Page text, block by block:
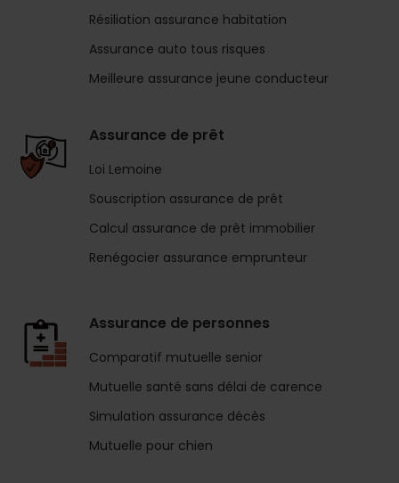
Résiliation assurance habitation
Assurance auto tous risques
Meilleure assurance jeune conducteur
Assurance de prêt
Loi Lemoine
Souscription assurance de prêt
Calcul assurance de prêt immobilier
Renégocier assurance emprunteur
Assurance de personnes
Comparatif mutuelle senior
Mutuelle santé sans délai de carence
Simulation assurance décès
Mutuelle pour chien